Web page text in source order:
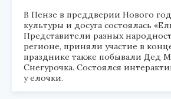
В Пензе в преддверии Нового
культуры и досуга состоялась
Представители разных
регионе, приняли участие в
празднике также побывали Дед
Снегурочка. Состоялся
у елочки.